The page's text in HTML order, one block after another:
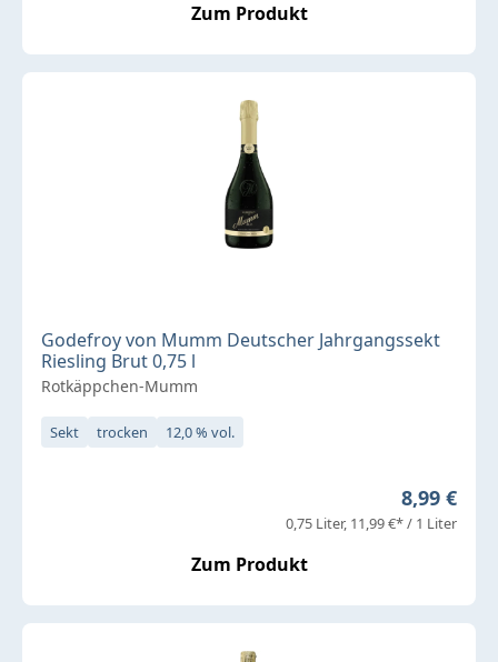
Zum Produkt
Godefroy von Mumm Deutscher Jahrgangssekt
Riesling Brut 0,75 l
Rotkäppchen-Mumm
Sekt trocken 12,0 % vol.
Regulärer
8,99 €
0,75 Liter 11,99 €* / 1 Liter
Zum Produkt